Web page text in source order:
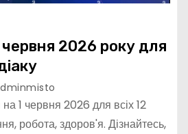
червня 2026 року для
1 червня 2026 для всіх 12
робота, здоров'я. Дізнайтесь,